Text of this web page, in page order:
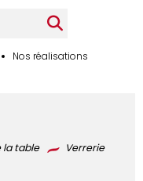
Nos réalisations
la table
Verrerie